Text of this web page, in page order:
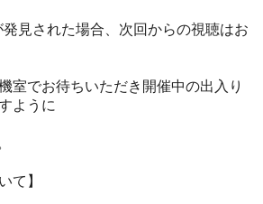
見された場合、次回からの視聴はお
室でお待ちいただき開催中の出入り
ように
て】